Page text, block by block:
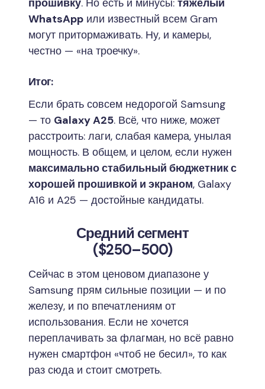
прошивку. Но есть и минусы: тяжёлый
WhatsApp или известный всем Gram
могут притормаживать. Ну, и камеры,
честно — «на троечку».
Итог:
Если брать совсем недорогой Samsung
— то Galaxy A25. Всё, что ниже, может
расстроить: лаги, слабая камера, унылая
мощность. В общем, и целом, если нужен
максимально стабильный бюджетник с
хорошей прошивкой и экраном, Galaxy
A16 и A25 — достойные кандидаты.
Средний сегмент
($250–500)
Сейчас в этом ценовом диапазоне у
Samsung прям сильные позиции — и по
железу, и по впечатлениям от
использования. Если не хочется
переплачивать за флагман, но всё равно
нужен смартфон «чтоб не бесил», то как
раз сюда и стоит смотреть.